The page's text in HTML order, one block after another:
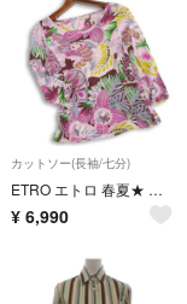
カットソー(長袖/七分)
ETRO エトロ 春夏★ ボタニカル フラワー総柄 花柄 7分袖 レーヨン カットソー イタリア製 Sz.42 レディース
¥ 6,990